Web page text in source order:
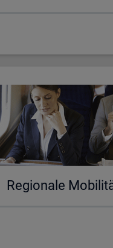
Re­gio­na­le